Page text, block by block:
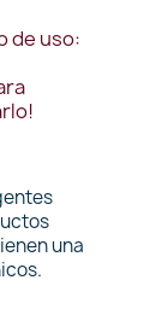
de uso:
una